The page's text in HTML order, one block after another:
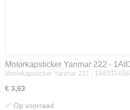
Motorkapsticker Yanmar 222 -
Motorkapsticker Yanmar 222 - 1A8333-
€ 3,63
✓ Op voorraad